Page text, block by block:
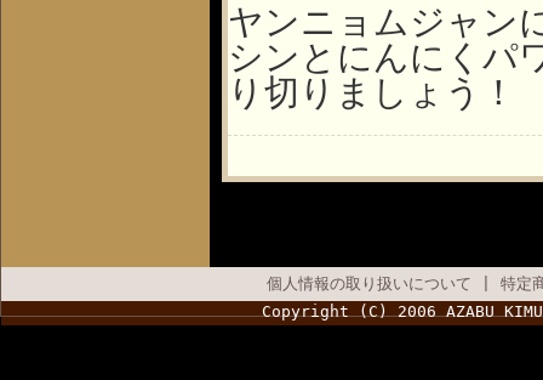
ヤンニョムジャン
シンとにんにくパ
り切りましょう！
個人情報の取り扱いについて
特定
Copyright (C) 2006 AZABU